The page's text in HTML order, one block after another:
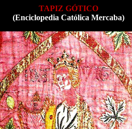
TAPIZ GÓTICO
(Enciclopedia Católica Mercaba)